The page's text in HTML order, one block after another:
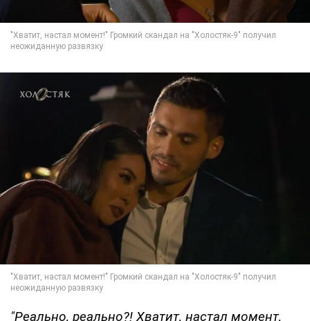
"Реально, реально?! Хватит, настал момент,